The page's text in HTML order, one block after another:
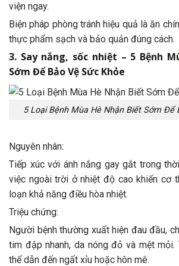
viện ngay.
Biện pháp phòng tránh hiệu quả là ăn
thực phẩm sạch và bảo quản đúng cách.
3. Say nắng, sốc nhiệt – 5 Bệnh
Sớm Để Bảo Vệ Sức Khỏe
5 Loại Bệnh Mùa Hè Nhận Biết Sớm Để
Nguyên nhân:
Tiếp xúc với ánh nắng gay gắt trong
việc ngoài trời ở nhiệt độ cao khiến cơ
loạn khả năng điều hòa nhiệt.
Triệu chứng:
Người bệnh thường xuất hiện đau đầu,
tim đập nhanh, da nóng đỏ và mệt mỏi.
thể dẫn đến ngất xỉu hoặc hôn mê.